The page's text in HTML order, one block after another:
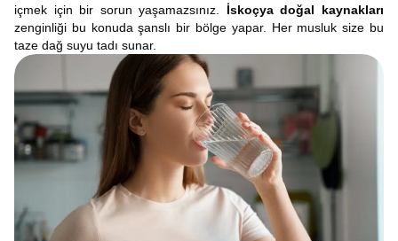
içmek için bir sorun yaşamazsınız. İskoçya doğal kaynakları
zenginliği bu konuda şanslı bir bölge yapar. Her musluk size bu
taze dağ suyu tadı sunar.